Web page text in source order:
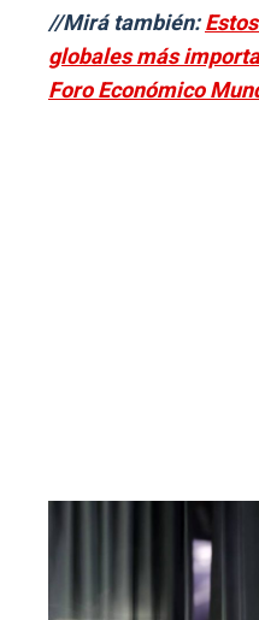
//Mirá también:
globales más
Foro Económico